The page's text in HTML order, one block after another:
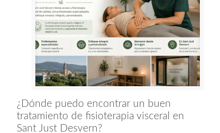
¿Dónde puedo encontrar un buen
tratamiento de fisioterapia visceral en
Sant Just Desvern?